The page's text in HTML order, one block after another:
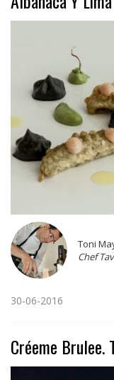
Toni
Chef
30-06-2016
Créeme Brulee.